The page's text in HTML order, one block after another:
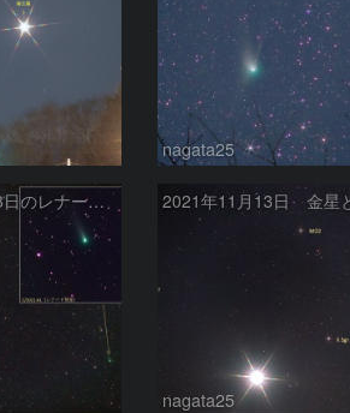
nagata25
2021年11月28日のレナード彗星 (C/2021 A1)
nagata25